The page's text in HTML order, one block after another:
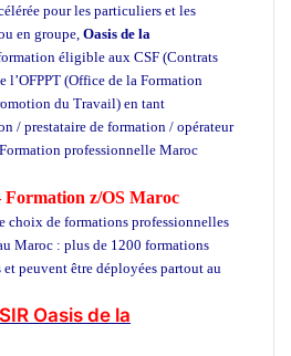
pour les particuliers et les
en groupe, Oasis de la
éligible aux CSF (Contrats
l’OFPPT (Office de la Formation
du Travail) en tant
/ prestataire de formation / opérateur
professionnelle Maroc
Formation z/OS Maroc
choix de formations professionnelles
Maroc : plus de 1200 formations
peuvent être déployées partout au
Oasis de la